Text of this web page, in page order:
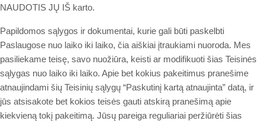
NAUDOTIS JŲ IŠ karto.
Papildomos sąlygos ir dokumentai, kurie gali būti paskelbti
Paslaugose nuo laiko iki laiko, čia aiškiai įtraukiami nuoroda. Mes
pasiliekame teisę, savo nuožiūra, keisti ar modifikuoti šias Teisinės
sąlygas nuo laiko iki laiko. Apie bet kokius pakeitimus pranešime
atnaujindami šių Teisinių sąlygų “Paskutinį kartą atnaujinta” datą, ir
jūs atsisakote bet kokios teisės gauti atskirą pranešimą apie
kiekvieną tokį pakeitimą. Jūsų pareiga reguliariai peržiūrėti šias